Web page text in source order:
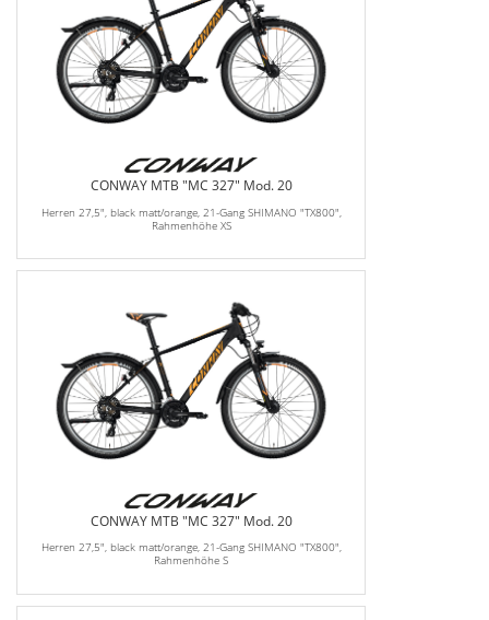
CONWAY MTB "MC 327" Mod. 20
Herren 27,5", black matt/orange, 21-Gang SHIMANO "TX800",
Rahmenhöhe XS
CONWAY MTB "MC 327" Mod. 20
Herren 27,5", black matt/orange, 21-Gang SHIMANO "TX800",
Rahmenhöhe S